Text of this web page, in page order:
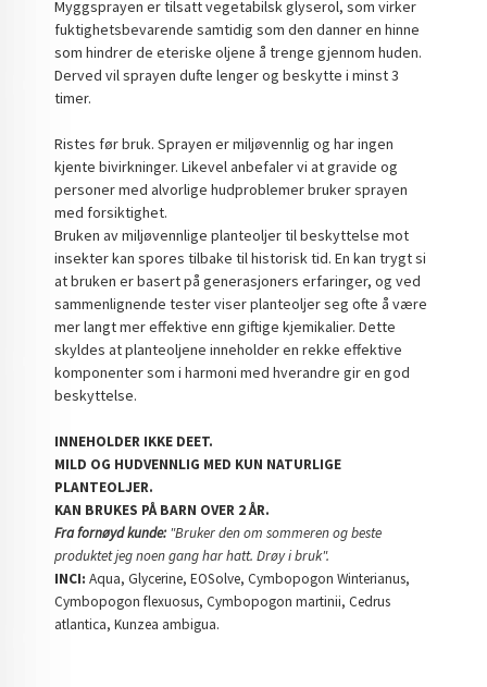
Myggsprayen er tilsatt vegetabilsk glyserol, som virker
fuktighetsbevarende samtidig som den danner en hinne
som hindrer de eteriske oljene å trenge gjennom huden.
Derved vil sprayen dufte lenger og beskytte i minst 3
timer.
Ristes før bruk. Sprayen er miljøvennlig og har ingen
kjente bivirkninger. Likevel anbefaler vi at gravide og
personer med alvorlige hudproblemer bruker sprayen
med forsiktighet.
Bruken av miljøvennlige planteoljer til beskyttelse mot
insekter kan spores tilbake til historisk tid. En kan trygt si
at bruken er basert på generasjoners erfaringer, og ved
sammenlignende tester viser planteoljer seg ofte å være
mer langt mer effektive enn giftige kjemikalier. Dette
skyldes at planteoljene inneholder en rekke effektive
komponenter som i harmoni med hverandre gir en god
beskyttelse.
INNEHOLDER IKKE DEET.
MILD OG HUDVENNLIG MED KUN NATURLIGE
PLANTEOLJER.
KAN BRUKES PÅ BARN OVER 2 ÅR.
Fra fornøyd kunde:"Bruker den om sommeren og beste
produktet jeg noen gang har hatt. Drøy i bruk".
INCI:Aqua, Glycerine, EOSolve, Cymbopogon Winterianus,
Cymbopogon flexuosus, Cymbopogon martinii, Cedrus
atlantica, Kunzea ambigua.